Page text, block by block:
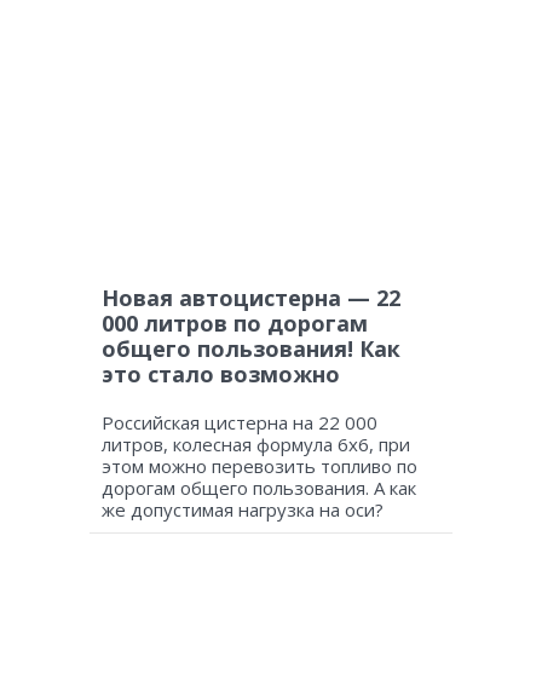
Новая автоцистерна — 22
000 литров по дорогам
общего пользования! Как
это стало возможно
Российская цистерна на 22 000
литров, колесная формула 6х6, при
этом можно перевозить топливо по
дорогам общего пользования. А как
же допустимая нагрузка на оси?